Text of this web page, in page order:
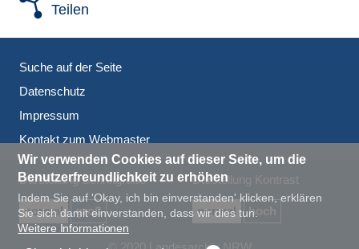
Teilen
Darstellung Schriftgröße Darstellung Kontrast
normal groß normal hoch
Suche auf der Seite
Datenschutz
Impressum
Kontakt zum Webmaster
Wir verwenden Cookies auf dieser Seite, um die
Benutzerfreundlichkeit zu erhöhen
Indem Sie auf 'Okay, ich bin einverstanden' klicken, erklären
Sie sich damit einverstanden, dass wir dies tun.
Weitere Informationen